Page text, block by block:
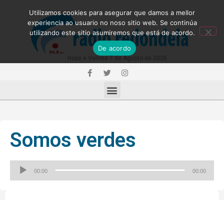
Somos verdes
00:00 00:00
Utilizamos cookies para asegurar que damos a mellor
experiencia ao usuario no noso sitio web. Se continúa
utilizando este sitio asumiremos que está de acordo.
De acordo